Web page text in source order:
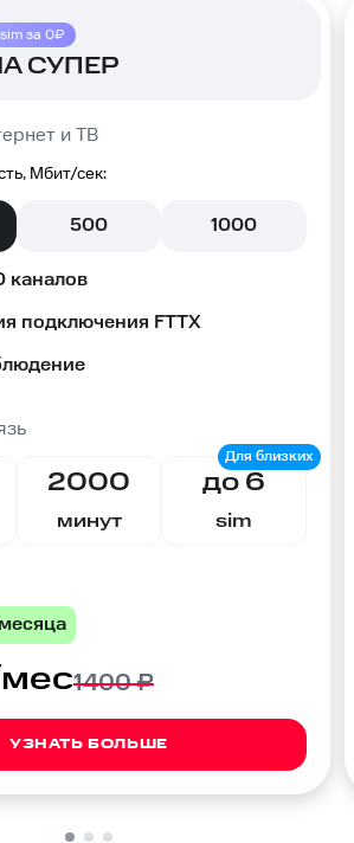
за 0₽
СУПЕР
и ТВ
Мбит/сек:
500 1000
каналов
подключения FTTX
2000
минут
до 6
sim
1400 ₽
УЗНАТЬ БОЛЬШЕ